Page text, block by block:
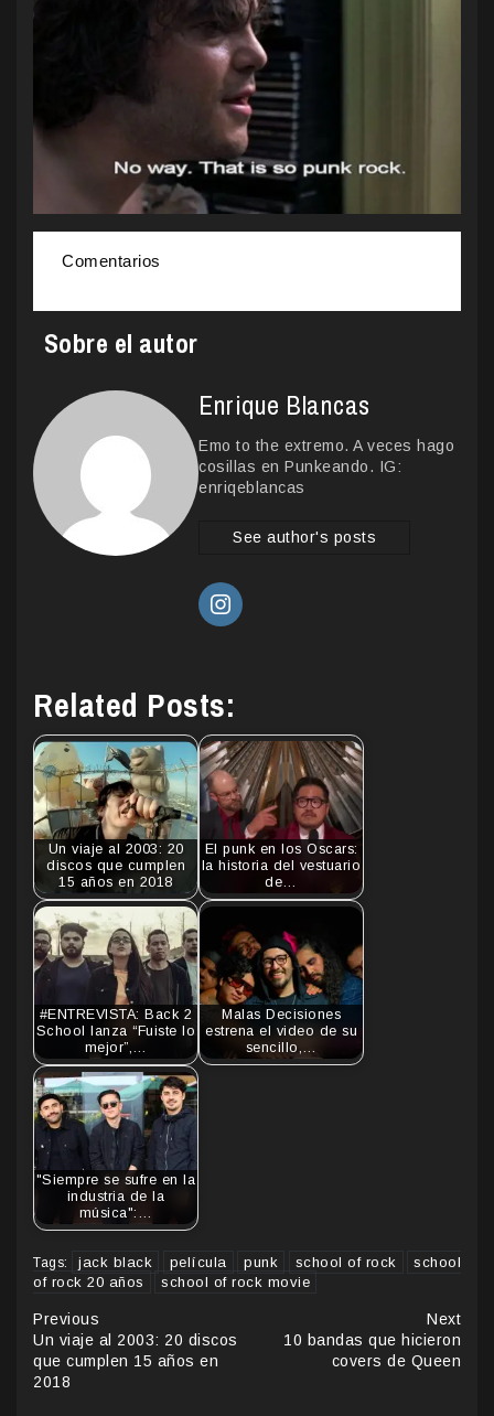
Comentarios
Sobre el autor
Enrique Blancas
Emo to the extremo. A veces hago
cosillas en Punkeando. IG:
enriqeblancas
See author's posts
Related Posts:
Un viaje al 2003: 20
discos que cumplen
15 años en 2018
El punk en los Oscars:
la historia del vestuario
de…
#ENTREVISTA: Back 2
School lanza “Fuiste lo
mejor”,…
Malas Decisiones
estrena el video de su
sencillo,…
"Siempre se sufre en la
industria de la
música":…
Tags: jack black película punk school of rock
school
of rock 20 años
school of rock movie
Continue
Reading
Previous
Un viaje al 2003: 20 discos
que cumplen 15 años en
2018
Next
10 bandas que hicieron
covers de Queen